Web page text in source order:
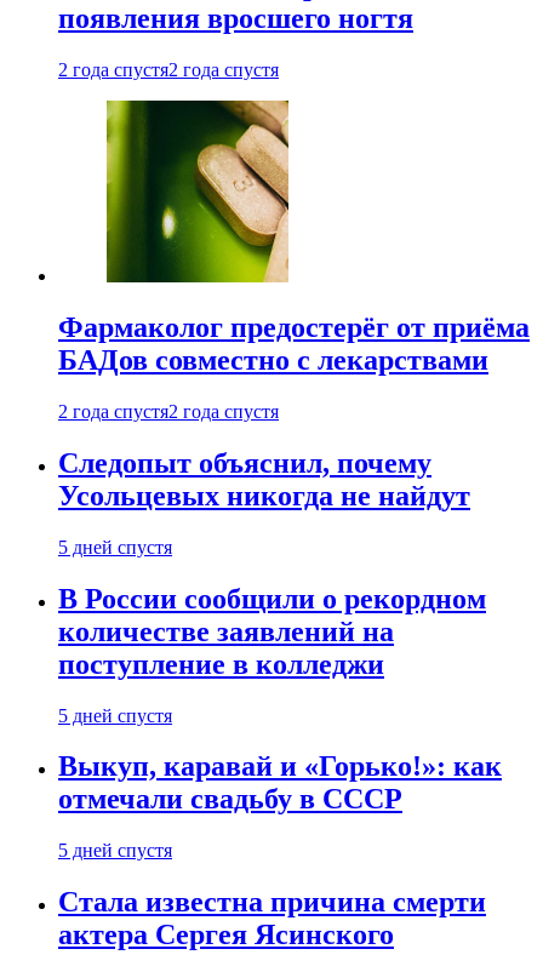
появления вросшего ногтя
2 года спустя2 года спустя
Фармаколог предостерёг от приёма
БАДов совместно с лекарствами
2 года спустя2 года спустя
Следопыт объяснил, почему
Усольцевых никогда не найдут
5 дней спустя
В России сообщили о рекордном
количестве заявлений на
поступление в колледжи
5 дней спустя
Выкуп, каравай и «Горько!»: как
отмечали свадьбу в СССР
5 дней спустя
Стала известна причина смерти
актера Сергея Ясинского